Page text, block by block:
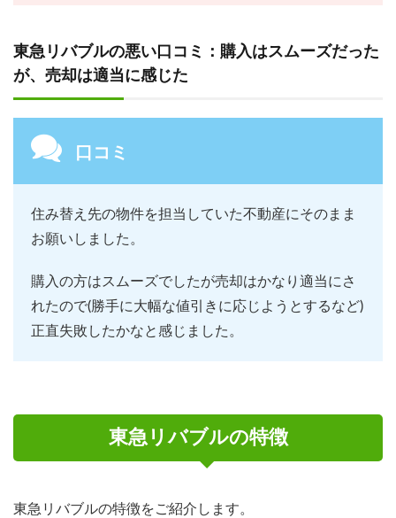
東急リバブルの悪い口コミ：購入はスムーズだった
が、売却は適当に感じた
口コミ
住み替え先の物件を担当していた不動産にそのまま
お願いしました。
購入の方はスムーズでしたが売却はかなり適当にさ
れたので(勝手に大幅な値引きに応じようとするなど)
正直失敗したかなと感じました。
東急リバブルの特徴
東急リバブルの特徴をご紹介します。